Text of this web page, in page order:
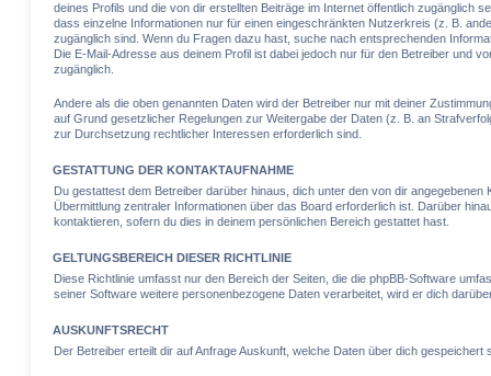
deines Profils und die von dir erstellten Beiträge im Internet öffentlich zugänglich
dass einzelne Informationen nur für einen eingeschränkten Nutzerkreis (z. B.
zugänglich sind. Wenn du Fragen dazu hast, suche nach entsprechenden
Die E-Mail-Adresse aus deinem Profil ist dabei jedoch nur für den Betreiber und
zugänglich.
Andere als die oben genannten Daten wird der Betreiber nur mit deiner
auf Grund gesetzlicher Regelungen zur Weitergabe der Daten (z. B. an
zur Durchsetzung rechtlicher Interessen erforderlich sind.
GESTATTUNG DER KONTAKTAUFNAHME
Du gestattest dem Betreiber darüber hinaus, dich unter den von dir
Übermittlung zentraler Informationen über das Board erforderlich ist. Darüber
kontaktieren, sofern du dies in deinem persönlichen Bereich gestattet hast.
GELTUNGSBEREICH DIESER RICHTLINIE
Diese Richtlinie umfasst nur den Bereich der Seiten, die die phpBB-Software
seiner Software weitere personenbezogene Daten verarbeitet, wird er dich
AUSKUNFTSRECHT
Der Betreiber erteilt dir auf Anfrage Auskunft, welche Daten über dich gespeichert